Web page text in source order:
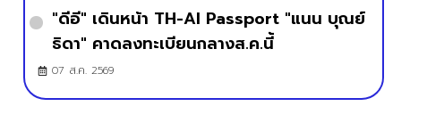
"ดีอี" เดินหน้า TH-AI Passport "แนน บุณย์
ธิดา" คาดลงทะเบียนกลางส.ค.นี้
07 ส.ค. 2569